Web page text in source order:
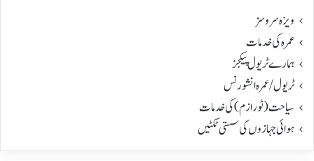
ویزہ سروسز
عمرہ کی خدمات
ہمارے ٹریول پیکجز
ٹریول/عمرہ انشورنس
سیاحت(ٹورازم) کی خدمات
ہوائی جہازوں کی سستی ٹکٹیں